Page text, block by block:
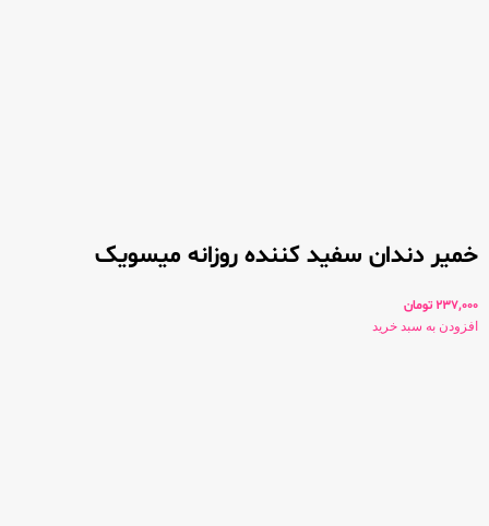
خمیر دندان سفید کننده روزانه میسویک
237,000 تومان
افزودن به سبد خرید